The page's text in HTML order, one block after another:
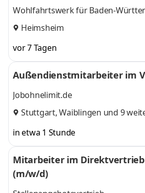
Wohlfahrtswerk für Baden-
Heimsheim
vor 7 Tagen
Jobohnelimit.de
Stuttgart,Waiblingen und 9
in etwa 1 Stunde
Mitarbeiter im
(m/w/d)